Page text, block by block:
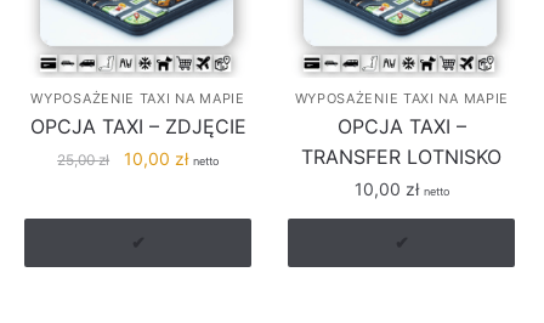
WYPOSAŻENIE TAXI NA MAPIE
OPCJA TAXI – ZDJĘCIE
25,00zł
Pierwotna
25,00 zł.
10,00 złAktualna
netto
✔
WYPOSAŻENIE TAXI NA MAPIE
OPCJA TAXI –
TRANSFER LOTNISKO
10,00 zł netto
✔